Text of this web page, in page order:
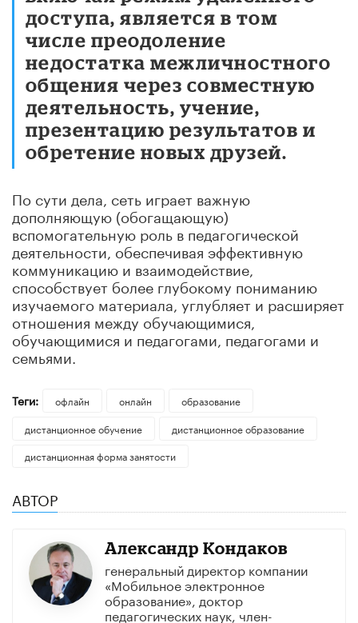
доступа, является в том
числе преодоление
недостатка межличностного
общения через совместную
деятельность, учение,
презентацию результатов и
обретение новых друзей.
По сути дела, сеть играет важную
дополняющую (обогащающую)
вспомогательную роль в педагогической
деятельности, обеспечивая эффективную
коммуникацию и взаимодействие,
способствует более глубокому пониманию
изучаемого материала, углубляет и расширяет
отношения между обучающимися,
обучающимися и педагогами, педагогами и
семьями.
Теги: офлайн онлайн
образование
дистанционное обучение
дистанционное образование
дистанционная форма занятости
АВТОР
Александр Кондаков
генеральный директор компании
«Мобильное электронное
образование», доктор
педагогических наук, член-